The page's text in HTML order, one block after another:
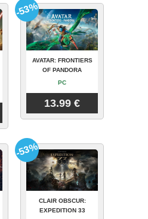
AVATAR: FRONTIERS
OF PANDORA
PC
13.99 €
-53%
CLAIR OBSCUR:
EXPEDITION 33
-53%